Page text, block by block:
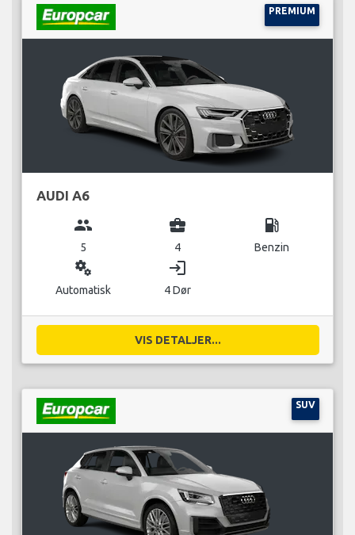
PREMIUM
AUDI A6
group
5
business_center
4
local_gas_station
Benzin
miscellaneous_services
Automatisk
login
4 Dør
VIS DETALJER...
SUV